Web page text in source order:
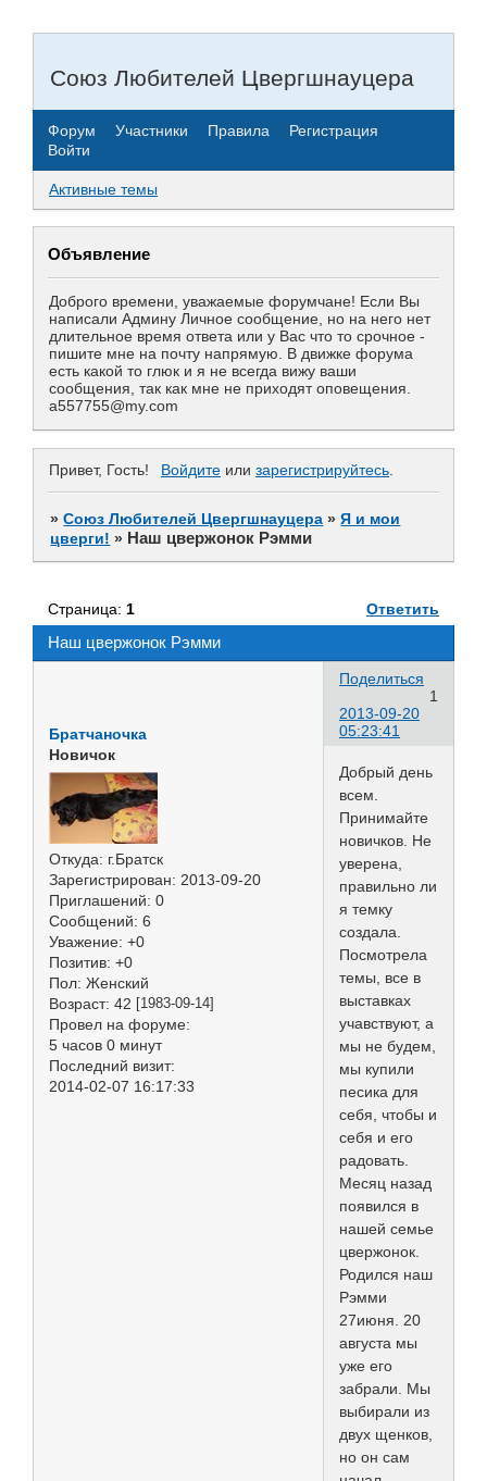
Союз Любителей Цвергшнауцера
Форум Участники Правила
Регистрация
Войти
Активные темы
Объявление
Доброго времени, уважаемые форумчане! Если Вы
написали Админу Личное сообщение, но на него нет
длительное время ответа или у Вас что то срочное -
пишите мне на почту напрямую. В движке форума
есть какой то глюк и я не всегда вижу ваши
сообщения, так как мне не приходят оповещения.
a557755@my.com
Привет, Гость! Войдите или зарегистрируйтесь.
»Союз Любителей Цвергшнауцера »Я и мои
цверги! » Наш цвержонок Рэмми
Наш цвержонок Рэмми
Страница: 1 Ответить
Поделиться
1
2013-09-20
05:23:41
Братчаночка
Новичок
Откуда: г.Братск
Зарегистрирован: 2013-09-20
Приглашений: 0
Сообщений: 6
Уважение: +0
Позитив: +0
Пол: Женский
Возраст: 42 [1983-09-14]
Провел на форуме:
5 часов 0 минут
Последний визит:
2014-02-07 16:17:33
Добрый день
всем.
Принимайте
новичков. Не
уверена,
правильно ли
я темку
создала.
Посмотрела
темы, все в
выставках
учавствуют, а
мы не будем,
мы купили
песика для
себя, чтобы и
себя и его
радовать.
Месяц назад
появился в
нашей семье
цвержонок.
Родился наш
Рэмми
27июня. 20
августа мы
уже его
забрали. Мы
выбирали из
двух щенков,
но он сам